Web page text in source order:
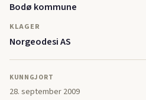
Bodø kommune
KLAGER
Norgeodesi AS
KUNNGJORT
28. september 2009